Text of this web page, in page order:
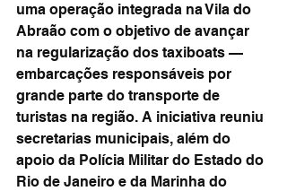
uma operação integrada na Vila do
Abraão com o objetivo de avançar
na regularização dos taxiboats —
embarcações responsáveis por
grande parte do transporte de
turistas na região. A iniciativa reuniu
secretarias municipais, além do
apoio da Polícia Militar do Estado do
Rio de Janeiro e da Marinha do